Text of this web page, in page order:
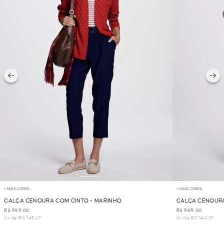
+ MAIS CORES
CALÇA CENOURA COM CINTO - MARINHO
R$ 898,00
6x de R$ 149,67
+ MAIS CORES
CALÇA
R$ 868,00
6x de R$ 144,67